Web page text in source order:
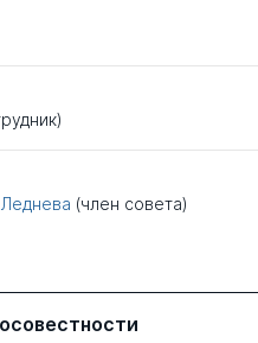
(член совета)